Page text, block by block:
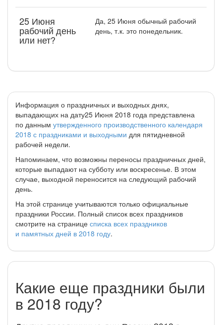
25 Июня
рабочий день
или нет?
Да, 25 Июня обычный рабочий
день, т.к. это понедельник.
Информация о праздничных и выходных днях,
выпадающих на дату25 Июня 2018 года представлена
по данным утвержденного производственного календаря
2018 с праздниками и выходными для пятидневной
рабочей недели.
Напоминаем, что возможны переносы праздничных дней,
которые выпадают на субботу или воскресенье. В этом
случае, выходной переносится на следующий рабочий
день.
На этой странице учитываются только официальные
праздники России. Полный список всех праздников
смотрите на странице списка всех праздников
и памятных дней в 2018 году.
Какие еще праздники были
в 2018 году?